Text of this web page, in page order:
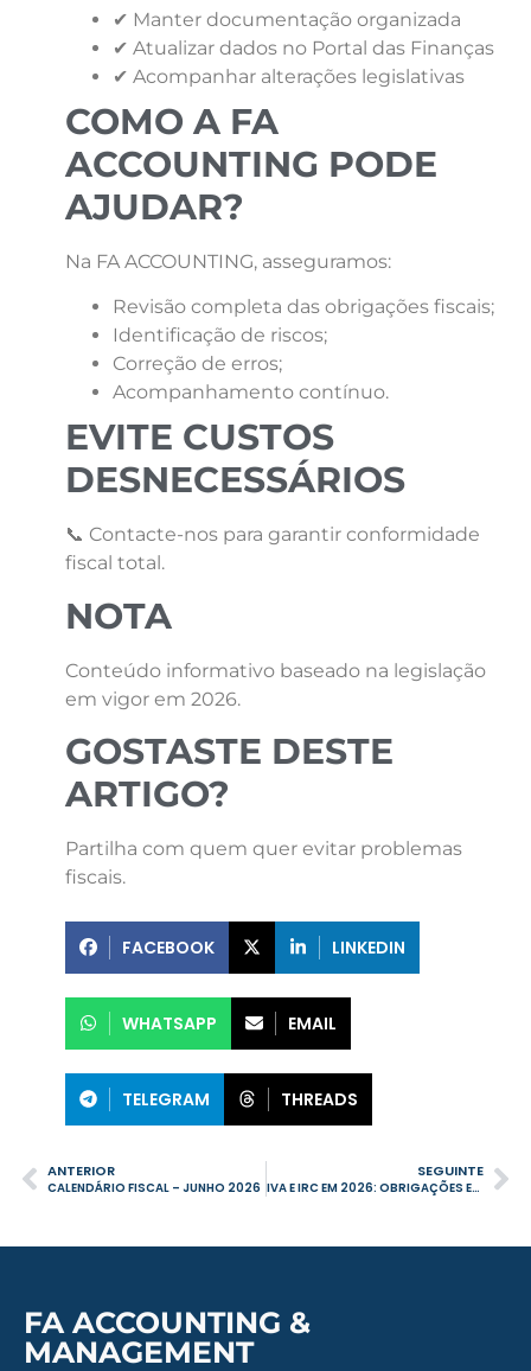
✔ Manter documentação organizada
✔ Atualizar dados no Portal das Finanças
✔ Acompanhar alterações legislativas
COMO A FA
ACCOUNTING PODE
AJUDAR?
Na FA ACCOUNTING, asseguramos:
Revisão completa das obrigações fiscais;
Identificação de riscos;
Correção de erros;
Acompanhamento contínuo.
EVITE CUSTOS
DESNECESSÁRIOS
📞 Contacte-nos para garantir conformidade
fiscal total.
NOTA
Conteúdo informativo baseado na legislação
em vigor em 2026.
GOSTASTE DESTE
ARTIGO?
Partilha com quem quer evitar problemas
fiscais.
FACEBOOK LINKEDIN
WHATSAPP EMAIL
TELEGRAM THREADS
ANTERIOR
CALENDÁRIO FISCAL – JUNHO 2026
SEGUINTE
IVA E IRC EM 2026: OBRIGAÇÕES ESSENCIAIS PARA EMPRESAS EM PORTUGAL
FA ACCOUNTING &
MANAGEMENT